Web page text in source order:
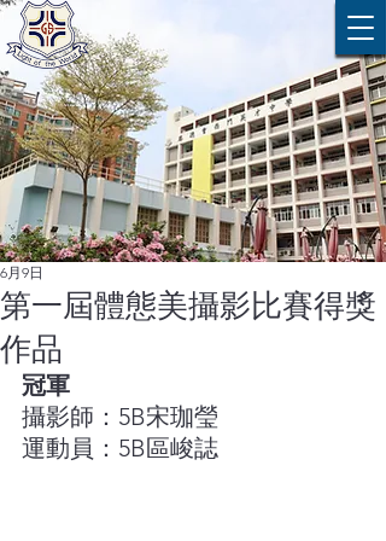
第一屆體態美攝影比賽得獎
作品
6月9日
冠軍
攝影師：5B宋珈瑩
運動員：5B區峻誌